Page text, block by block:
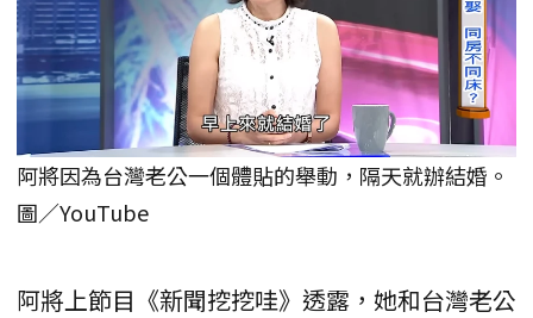
阿將因為台灣老公一個體貼的舉動，隔天就辦結婚。
圖／YouTube
阿將上節目《新聞挖挖哇》透露，她和台灣老公